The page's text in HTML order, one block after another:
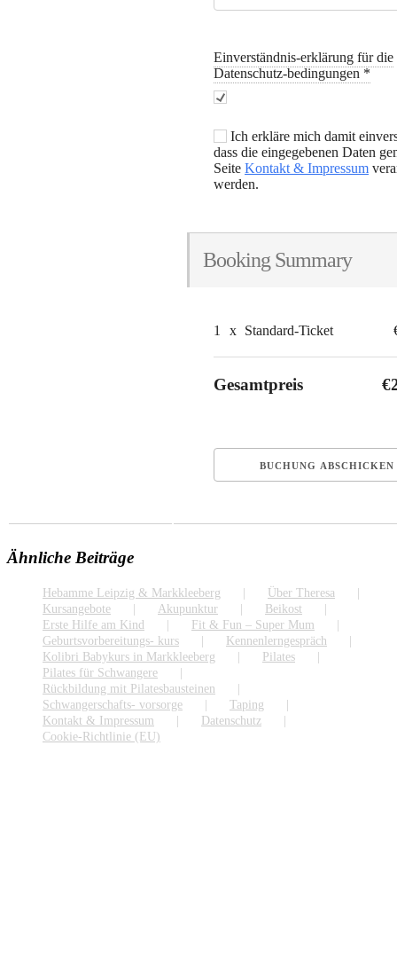
Einverständnis-erklärung für die
Datenschutz-bedingungen *
Ich erkläre mich damit
dass die eingegebenen Daten
Seite Kontakt & Impressum
werden.
Booking Summary
1 x Standard-Ticket
Gesamtpreis
Ähnliche Beiträge
Hebamme Leipzig & Markkleeberg
Über Theresa
Kursangebote
Akupunktur
Beikost
Erste Hilfe am Kind
Fit & Fun – Super Mum
Geburtsvorbereitungs- kurs
Kennenlerngespräch
Kolibri Babykurs in Markkleeberg
Pilates
Pilates für Schwangere
Rückbildung mit Pilatesbausteinen
Schwangerschafts- vorsorge
Taping
Kontakt & Impressum
Datenschutz
Cookie-Richtlinie (EU)